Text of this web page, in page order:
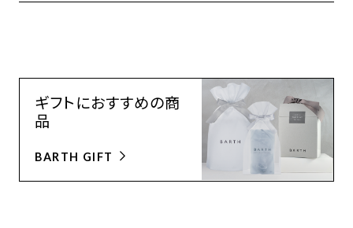
ギフトにおすすめの商
品
BARTH GIFT